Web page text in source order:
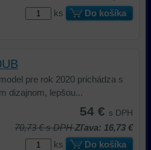
ks
Do košíka
pre rok 2020 prichádza s
dizajnom, lepšou...
54 € s DPH
70,73 €s DPH Zľava: 16,73 €
ks
Do košíka